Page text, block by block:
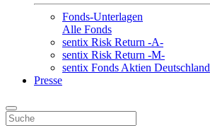
Fonds-Unterlagen
Alle Fonds
sentix Risk Return -A-
sentix Risk Return -M-
sentix Fonds Aktien Deutschland
Presse